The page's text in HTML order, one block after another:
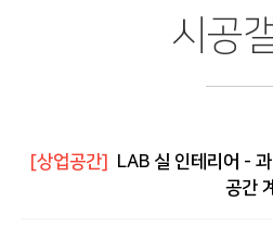
시공
[상업공간]
LAB 실 인테리어 -
공간